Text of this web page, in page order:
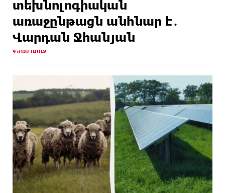
տեխնոլոգիական
առաջընթացն անհնար է․
Վարդան Ջհանյան
9 ԺԱՄ ԱՌԱՋ